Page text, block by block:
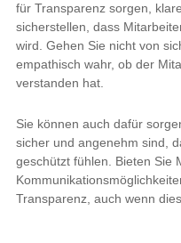
für Transparenz sorgen,
sicherstellen, dass
wird. Gehen Sie nicht von
empathisch wahr, ob der
verstanden hat.
Sie können auch dafür
sicher und angenehm sind,
geschützt fühlen. Bieten Sie
Transparenz, auch wenn